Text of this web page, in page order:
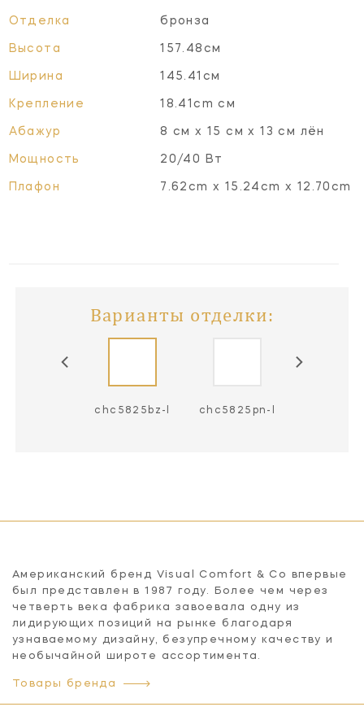
Отделка бронза
Высота 157.48см
Ширина 145.41см
Крепление 18.41cm см
Абажур 8 см x 15 см x 13 см лён
Мощность 20/40 Вт
Плафон 7.62cm x 15.24cm x 12.70cm
Варианты отделки:
chc5825bz-l chc5825pn-l
Американский бренд Visual Comfort & Co впервые
был представлен в 1987 году. Более чем через
четверть века фабрика завоевала одну из
лидирующих позиций на рынке благодаря
узнаваемому дизайну, безупречному качеству и
необычайной широте ассортимента.
Товары бренда